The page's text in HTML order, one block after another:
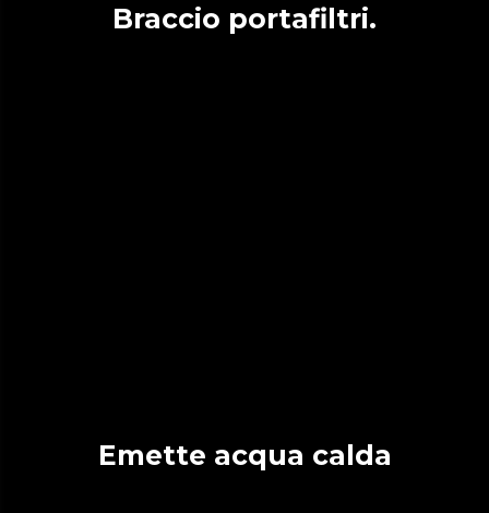
Braccio portafiltri.
Emette acqua calda